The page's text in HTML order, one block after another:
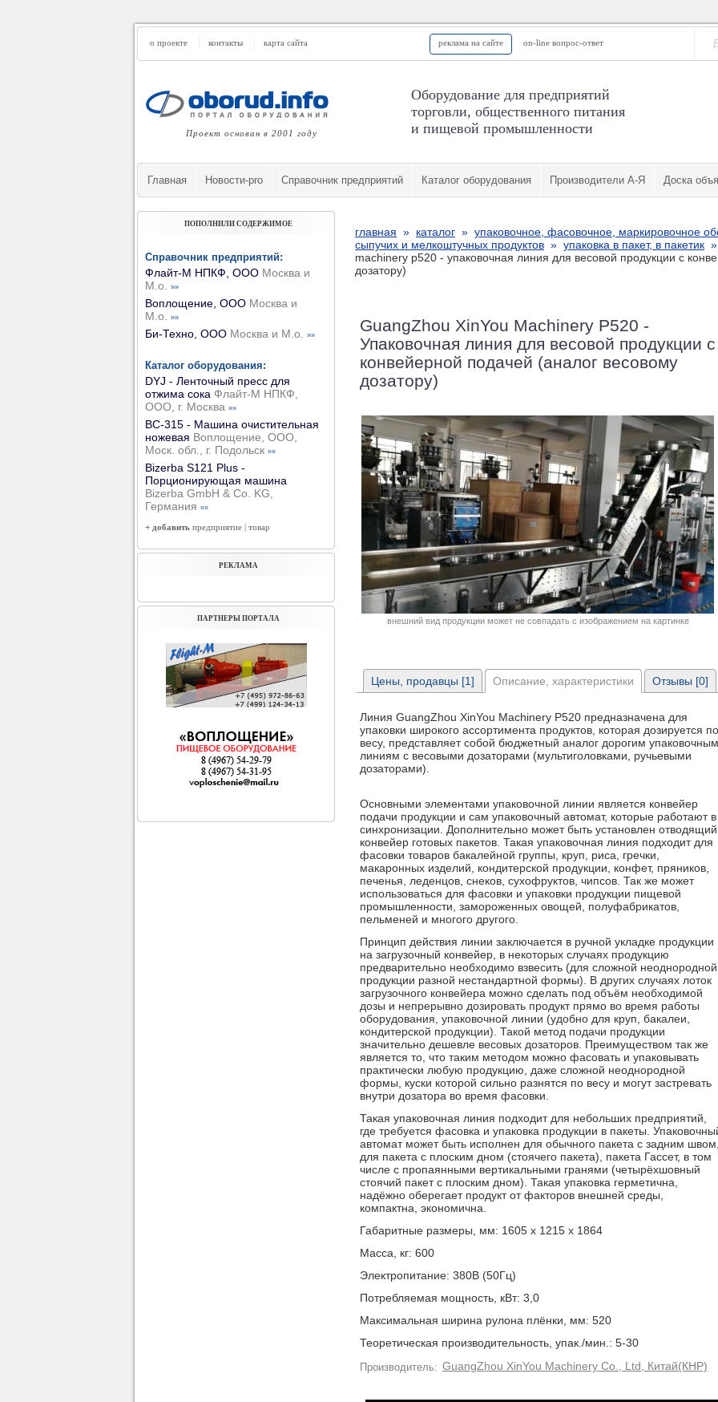
о проекте контакты карта сайта реклама на сайте on-line вопрос-ответ
Проект основан в 2001 году
Оборудование для предприятий
торговли, общественного питания
и пищевой промышленности
Главная Новости-pro Cправочник предприятий Каталог оборудования Производители А-Я Доска
главная » каталог » упаковочное, фасовочное, маркировочное
сыпучих и мелкоштучных продуктов » упаковка в пакет, в пакетик
machinery p520 - упаковочная линия для весовой продукции с
дозатору)
GuangZhou XinYou Machinery P520 -
Упаковочная линия для весовой продукции с
конвейерной подачей (аналог весовому
дозатору)
внешний вид продукции может не совпадать с изображением на картинке
Цены, продавцы [1] Описание, характеристики
Линия GuangZhou XinYou Machinery P520 предназначена для
упаковки широкого ассортимента продуктов, которая дозируется по
весу, представляет собой бюджетный аналог дорогим упаковочным
линиям с весовыми дозаторами (мультиголовками, ручьевыми
дозаторами).
Основными элементами упаковочной линии является конвейер
подачи продукции и сам упаковочный автомат, которые работают в
синхронизации. Дополнительно может быть установлен отводящий
конвейер готовых пакетов. Такая упаковочная линия подходит для
фасовки товаров бакалейной группы, круп, риса, гречки,
макаронных изделий, кондитерской продукции, конфет, пряников,
печенья, леденцов, снеков, сухофруктов, чипсов. Так же может
использоваться для фасовки и упаковки продукции пищевой
промышленности, замороженных овощей, полуфабрикатов,
пельменей и многого другого.
Принцип действия линии заключается в ручной укладке продукции
на загрузочный конвейер, в некоторых случаях продукцию
предварительно необходимо взвесить (для сложной неоднородной
продукции разной нестандартной формы). В других случаях лоток
загрузочного конвейера можно сделать под объём необходимой
дозы и непрерывно дозировать продукт прямо во время работы
оборудования, упаковочной линии (удобно для круп, бакалеи,
кондитерской продукции). Такой метод подачи продукции
значительно дешевле весовых дозаторов. Преимуществом так же
является то, что таким методом можно фасовать и упаковывать
практически любую продукцию, даже сложной неоднородной
формы, куски которой сильно разнятся по весу и могут застревать
внутри дозатора во время фасовки.
Такая упаковочная линия подходит для небольших предприятий,
где требуется фасовка и упаковка продукции в пакеты.
автомат может быть исполнен для обычного пакета с задним
для пакета с плоским дном (стоячего пакета), пакета Гассет, в том
числе с пропаянными вертикальными гранями (четырёхшовный
стоячий пакет с плоским дном). Такая упаковка герметична,
надёжно оберегает продукт от факторов внешней среды,
компактна, экономична.
Габаритные размеры, мм: 1605 x 1215 x 1864
Масса, кг: 600
Электропитание: 380В (50Гц)
Потребляемая мощность, кВт: 3,0
Максимальная ширина рулона плёнки, мм: 520
Теоретическая производительность, упак./мин.: 5-30
Производитель: GuangZhou XinYou Machinery Co., Ltd, Китай(КНР)
Отзывы [0]
ПОПОЛНИЛИ СОДЕРЖИМОЕ
Справочник предприятий:
Флайт-М НПКФ, ООО Москва и
М.о.
»»
Воплощение, ООО Москва и
М.о.
»»
Би-Техно, ООО Москва и М.о. »»
Каталог оборудования:
DYJ - Ленточный пресс для
отжима сока Флайт-М НПКФ,
ООО, г. Москва »»
ВС-315 - Машина очистительная
ножевая Воплощение, ООО,
Моск. обл., г. Подольск »»
Bizerba S121 Plus -
Порционирующая машина
Bizerba GmbH & Co. KG,
Германия »»
+ добавить предприятие | товар
РЕКЛАМА
ПАРТНЕРЫ ПОРТАЛА